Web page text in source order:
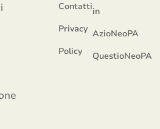
Contatti
Privacy
Policy
in
AzioNeoPA
QuestioNeoPA